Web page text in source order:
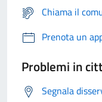
Chiama il
Prenota un
Problemi in
Segnala